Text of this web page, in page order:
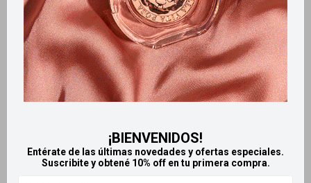
¡BIENVENIDOS!
Entérate de las últimas novedades y ofertas especiales.
Suscribite y obtené 10% off en tu primera compra.
LlegaEL LUNES
LlegaEL LUNES
La Vie est Belle eau de
parfum 50 ml
LlegaEL LUNES
LlegaEL LUNES
Casapueblo Snoopy Set -
Body splash 340 ml + Crema